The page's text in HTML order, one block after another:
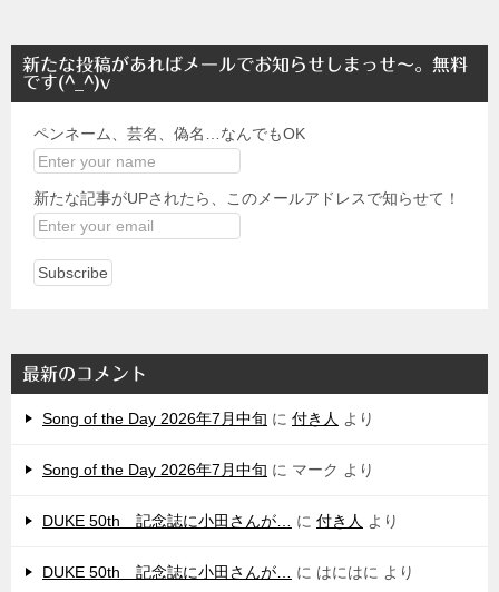
新たな投稿があればメールでお知らせしまっせ～。無料
です(^_^)v
ペンネーム、芸名、偽名…なんでもOK
新たな記事がUPされたら、このメールアドレスで知らせて！
最新のコメント
Song of the Day 2026年7月中旬 に 付き人 より
Song of the Day 2026年7月中旬 に マーク より
DUKE 50th 記念誌に小田さんが… に 付き人 より
DUKE 50th 記念誌に小田さんが… に はにはに より